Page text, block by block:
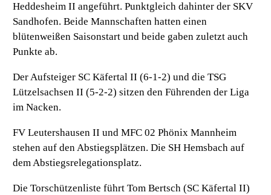
Heddesheim II angeführt. Punktgleich dahinter der SKV
Sandhofen. Beide Mannschaften hatten einen
blütenweißen Saisonstart und beide gaben zuletzt auch
Punkte ab.
Der Aufsteiger SC Käfertal II (6-1-2) und die TSG
Lützelsachsen II (5-2-2) sitzen den Führenden der Liga
im Nacken.
FV Leutershausen II und MFC 02 Phönix Mannheim
stehen auf den Abstiegsplätzen. Die SH Hemsbach auf
dem Abstiegsrelegationsplatz.
Die Torschützenliste führt Tom Bertsch (SC Käfertal II)